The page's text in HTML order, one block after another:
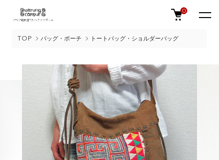
0
TOP バッグ・ポーチ トートバッグ・ショルダーバッグ